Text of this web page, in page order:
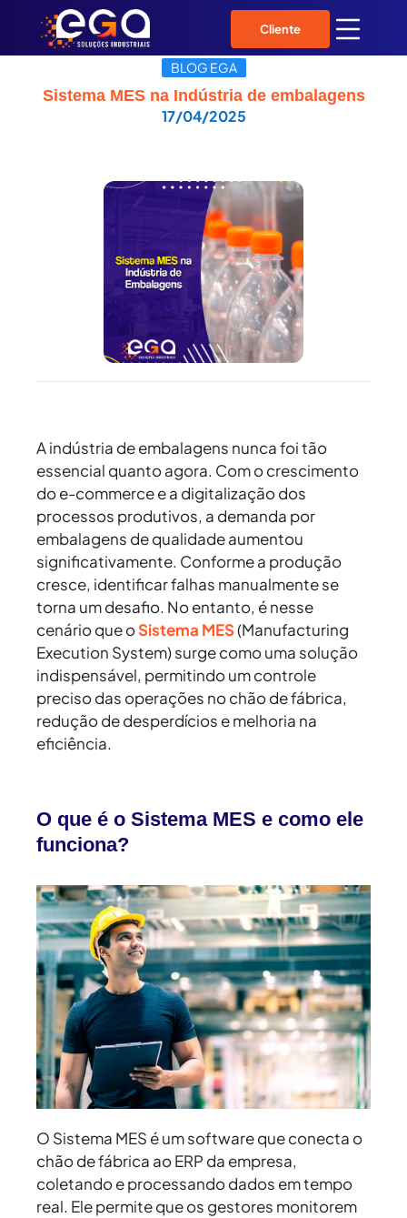
Cliente
BLOG EGA
Sistema MES na Indústria de embalagens
17/04/2025
A indústria de embalagens nunca foi tão
essencial quanto agora. Com o crescimento
do e-commerce e a digitalização dos
processos produtivos, a demanda por
embalagens de qualidade aumentou
significativamente. Conforme a produção
cresce, identificar falhas manualmente se
torna um desafio. No entanto, é nesse
cenário que oSistema MES(Manufacturing
Execution System) surge como uma solução
indispensável, permitindo um controle
preciso das operações no chão de fábrica,
redução de desperdícios e melhoria na
eficiência.
O que é o Sistema MES e como ele
funciona?
O Sistema MES é um software que conecta o
chão de fábrica ao ERP da empresa,
coletando e processando dados em tempo
real. Ele permite que os gestores monitorem